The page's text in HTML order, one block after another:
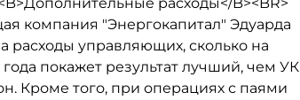
компания "Энергокапитал" Эдуарда
управляющих, сколько на
покажет результат лучший, чем УК
Кроме того, при операциях с паями